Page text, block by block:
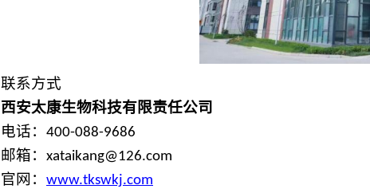
联系方式
西安太康生物科技有限责任公司
电话： 400-088-9686
邮箱： xataikang@126.com
官网： www.tkswkj.com